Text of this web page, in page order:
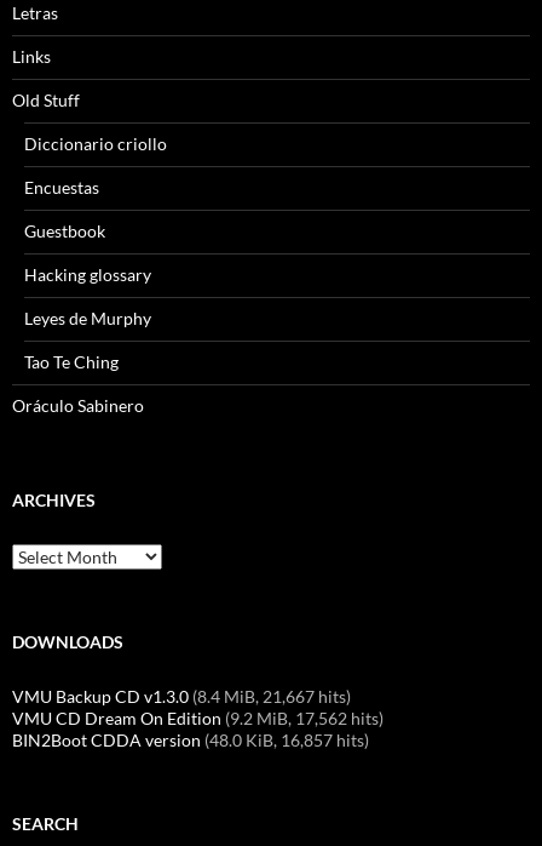
Letras
Links
Old Stuff
Diccionario criollo
Encuestas
Guestbook
Hacking glossary
Leyes de Murphy
Tao Te Ching
Oráculo Sabinero
ARCHIVES
Archives
DOWNLOADS
VMU Backup CD v1.3.0 (8.4 MiB, 21,667 hits)
VMU CD Dream On Edition (9.2 MiB, 17,562 hits)
BIN2Boot CDDA version (48.0 KiB, 16,857 hits)
SEARCH